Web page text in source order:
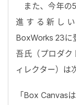
また、今年の
進する新しい
BoxWorks 23に
吾氏（プロダク
ィレクター）は
「Box Canvas